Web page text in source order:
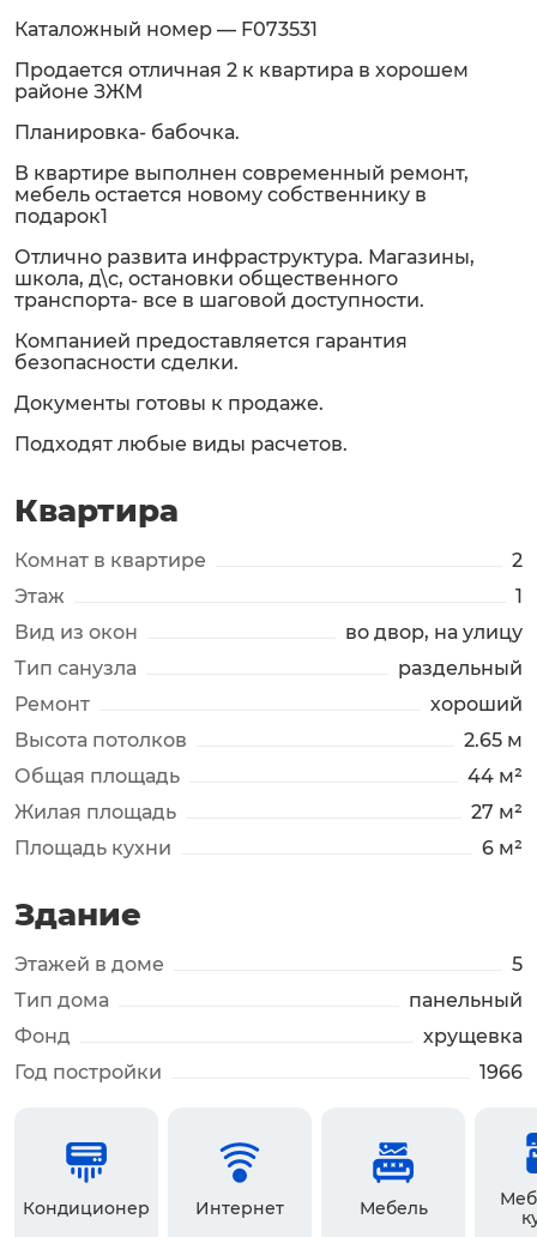
Каталожный номер — F073531
Продается отличная 2 к квартира в хорошем
районе ЗЖМ
Планировка- бабочка.
В квартире выполнен современный ремонт,
мебель остается новому собственнику в
подарок1
Отлично развита инфраструктура. Магазины,
школа, д\с, остановки общественного
транспорта- все в шаговой доступности.
Компанией предоставляется гарантия
безопасности сделки.
Документы готовы к продаже.
Подходят любые виды расчетов.
Квартира
Комнат в квартире
2
Этаж
1
Вид из окон
во двор, на улицу
Тип санузла
раздельный
Ремонт
хороший
Высота потолков
2.65 м
Общая площадь
44 м²
Жилая площадь
27 м²
Площадь кухни
6 м²
Здание
Этажей в доме
5
Тип дома
панельный
Фонд
хрущевка
Год постройки
1966
Кондиционер Интернет Мебель